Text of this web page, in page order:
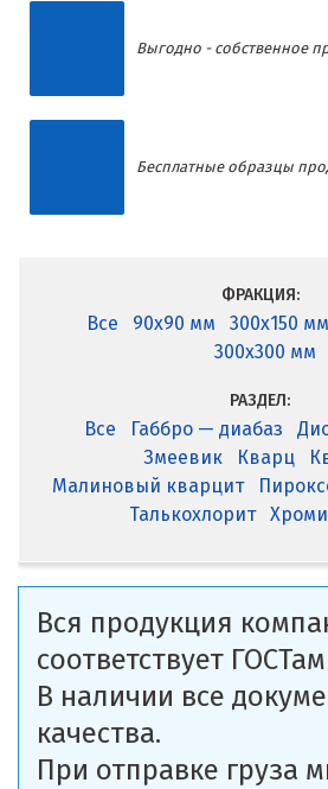
Выгодно - собственное
Бесплатные образцы
ФРАКЦИЯ:
Все 90x90 мм 300x150 мм
300x300 мм
РАЗДЕЛ:
Все Габбро — диабаз
Змеевик
Кварц
Малиновый кварцит
Талькохлорит
Вся продукция
соответствует
В наличии все
качества.
При отправке груза